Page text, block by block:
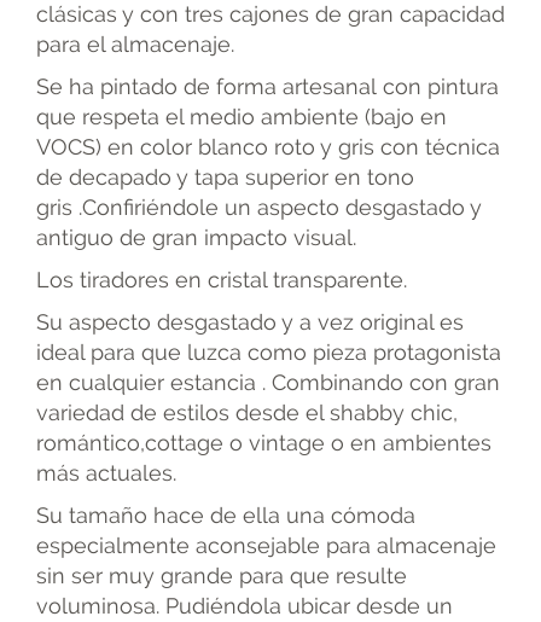
clásicas y con tres cajones de gran capacidad
para el almacenaje.
Se ha pintado de forma artesanal con pintura
que respeta el medio ambiente (bajo en
VOCS) en color blanco roto y gris con técnica
de decapado y tapa superior en tono
gris .Confiriéndole un aspecto desgastado y
antiguo de gran impacto visual.
Los tiradores en cristal transparente.
Su aspecto desgastado y a vez original es
ideal para que luzca como pieza protagonista
en cualquier estancia . Combinando con gran
variedad de estilos desde el shabby chic,
romántico,cottage o vintage o en ambientes
más actuales.
Su tamaño hace de ella una cómoda
especialmente aconsejable para almacenaje
sin ser muy grande para que resulte
voluminosa. Pudiéndola ubicar desde un